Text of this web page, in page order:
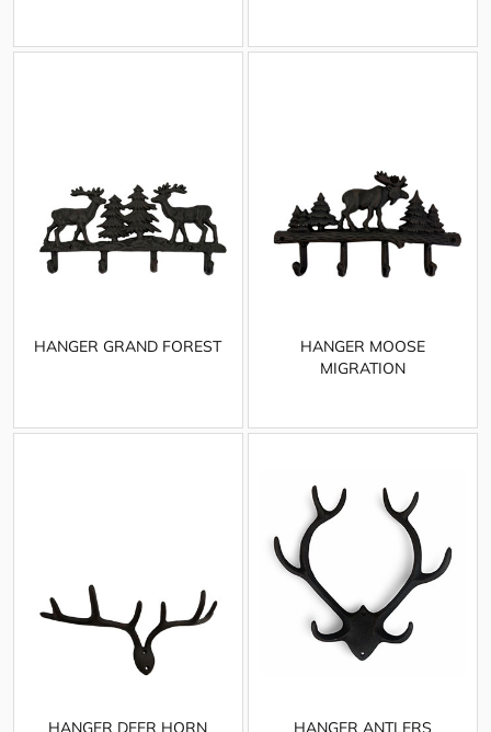
HANGER GRAND FOREST
HANGER MOOSE
MIGRATION
HANGER DEER HORN HANGER ANTLERS